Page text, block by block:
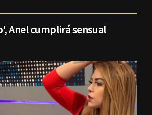
Anel cumplirá sensual